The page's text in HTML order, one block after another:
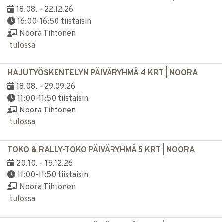
18.08. - 22.12.26
16:00-16:50 tiistaisin
Noora Tihtonen
tulossa
HAJUTYÖSKENTELYN PÄIVÄRYHMÄ 4 KRT | NOORA
18.08. - 29.09.26
11:00-11:50 tiistaisin
Noora Tihtonen
tulossa
TOKO & RALLY-TOKO PÄIVÄRYHMÄ 5 KRT | NOORA
20.10. - 15.12.26
11:00-11:50 tiistaisin
Noora Tihtonen
tulossa